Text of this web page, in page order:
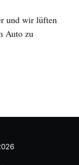
und wir lüften
Auto zu